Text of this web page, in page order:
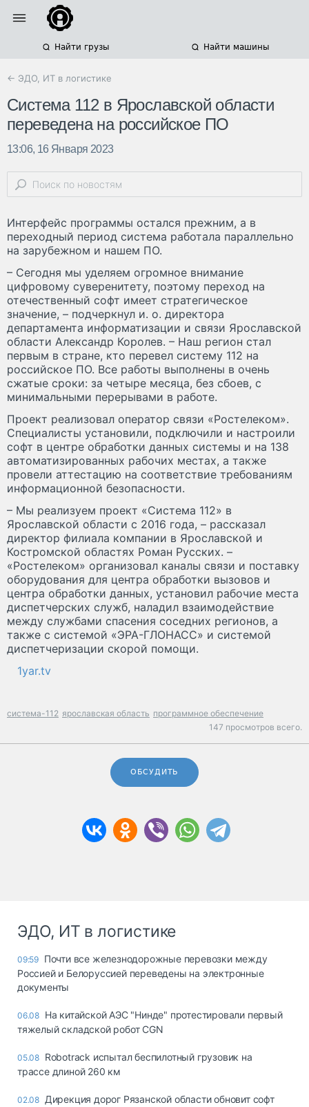
Найти грузы Найти машины
← ЭДО, ИТ в логистике
Система 112 в Ярославской области
переведена на российское ПО
13:06, 16 Января 2023
Интерфейс программы остался прежним, а в
переходный период система работала параллельно
на зарубежном и нашем ПО.
– Сегодня мы уделяем огромное внимание
цифровому суверенитету, поэтому переход на
отечественный софт имеет стратегическое
значение, – подчеркнул и. о. директора
департамента информатизации и связи Ярославской
области Александр Королев. – Наш регион стал
первым в стране, кто перевел систему 112 на
российское ПО. Все работы выполнены в очень
сжатые сроки: за четыре месяца, без сбоев, с
минимальными перерывами в работе.
Проект реализовал оператор связи «Ростелеком».
Специалисты установили, подключили и настроили
софт в центре обработки данных системы и на 138
автоматизированных рабочих местах, а также
провели аттестацию на соответствие требованиям
информационной безопасности.
– Мы реализуем проект «Система 112» в
Ярославской области с 2016 года, – рассказал
директор филиала компании в Ярославской и
Костромской областях Роман Русских. –
«Ростелеком» организовал каналы связи и поставку
оборудования для центра обработки вызовов и
центра обработки данных, установил рабочие места
диспетчерских служб, наладил взаимодействие
между службами спасения соседних регионов, а
также с системой «ЭРА-ГЛОНАСС» и системой
диспетчеризации скорой помощи.
1yar.tv
система-112 ярославская область программное обеспечение
147 просмотров всего.
ОБСУДИТЬ
ЭДО, ИТ в логистике
09:59 Почти все железнодорожные перевозки между
Россией и Белоруссией переведены на электронные
документы
06.08 На китайской АЭС "Нинде" протестировали первый
тяжелый складской робот CGN
05.08 Robotrack испытал беспилотный грузовик на
трассе длиной 260 км
02.08 Дирекция дорог Рязанской области обновит софт